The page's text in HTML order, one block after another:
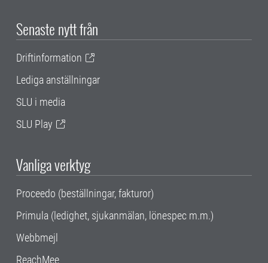
Senaste nytt från
Driftinformation
Lediga anställningar
SLU i media
SLU Play
Vanliga verktyg
Proceedo (beställningar, fakturor)
Primula (ledighet, sjukanmälan, lönespec m.m.)
Webbmejl
ReachMee